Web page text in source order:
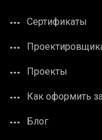
Сертификаты
Проекты
Как оформить
Блог